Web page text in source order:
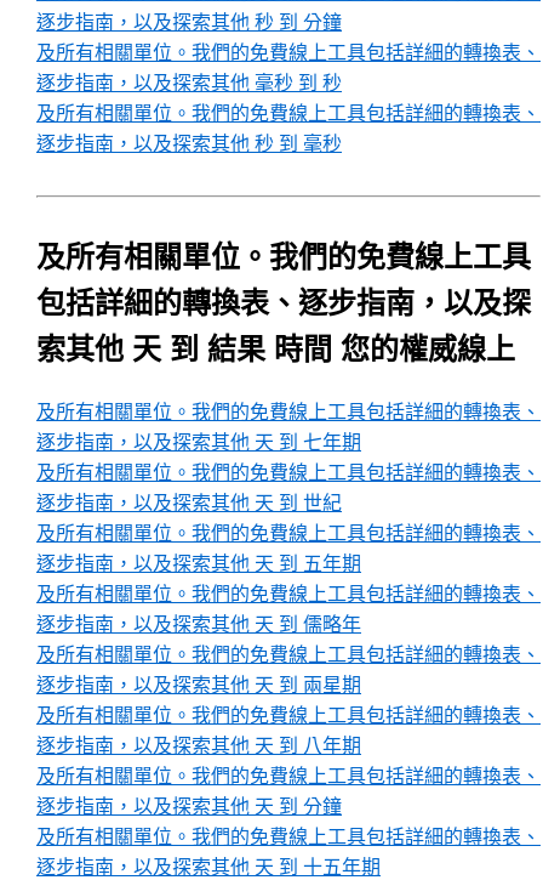
逐步指南，以及探索其他 秒 到 分鐘
及所有相關單位。我們的免費線上工具包括詳細的轉換表、
逐步指南，以及探索其他 毫秒 到 秒
及所有相關單位。我們的免費線上工具包括詳細的轉換表、
逐步指南，以及探索其他 秒 到 毫秒
及所有相關單位。我們的免費線上工具
包括詳細的轉換表、逐步指南，以及探
索其他 天 到 結果 時間 您的權威線上
及所有相關單位。我們的免費線上工具包括詳細的轉換表、
逐步指南，以及探索其他 天 到 七年期
及所有相關單位。我們的免費線上工具包括詳細的轉換表、
逐步指南，以及探索其他 天 到 世紀
及所有相關單位。我們的免費線上工具包括詳細的轉換表、
逐步指南，以及探索其他 天 到 五年期
及所有相關單位。我們的免費線上工具包括詳細的轉換表、
逐步指南，以及探索其他 天 到 儒略年
及所有相關單位。我們的免費線上工具包括詳細的轉換表、
逐步指南，以及探索其他 天 到 兩星期
及所有相關單位。我們的免費線上工具包括詳細的轉換表、
逐步指南，以及探索其他 天 到 八年期
及所有相關單位。我們的免費線上工具包括詳細的轉換表、
逐步指南，以及探索其他 天 到 分鐘
及所有相關單位。我們的免費線上工具包括詳細的轉換表、
逐步指南，以及探索其他 天 到 十五年期